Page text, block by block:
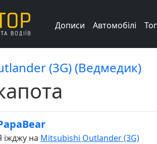
Дописи Автомобілі
(3G) (Ведмедик)
їжджу на Mitsubishi Outlander (3G)